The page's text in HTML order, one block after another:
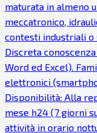
maturata in almeno
meccatronico,
contesti industriali o
Discreta
Word ed Excel).
elettronici
Disponibilità: Alla
mese h24 (7 giorni
attività in orario